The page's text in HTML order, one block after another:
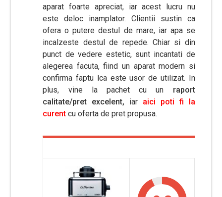
aparat foarte apreciat, iar acest lucru nu
este deloc inamplator. Clientii sustin ca
ofera o putere destul de mare, iar apa se
incalzeste destul de repede. Chiar si din
punct de vedere estetic, sunt incantati de
alegerea facuta, fiind un aparat modern si
confirma faptu lca este usor de utilizat. In
plus, vine la pachet cu un raport
calitate/pret excelent, iar aici poti fi la
curent cu oferta de pret propusa.